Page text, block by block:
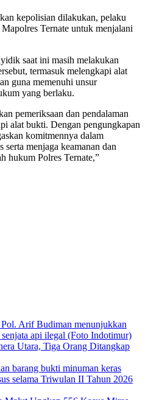
kepolisian dilakukan, pelaku
Ternate untuk menjalani
saat ini masih melakukan
termasuk melengkapi alat
guna memenuhi unsur
yang berlaku.
pemeriksaan dan pendalaman
alat bukti. Dengan pengungkapan
komitmennya dalam
menjaga keamanan dan
hukum Polres Ternate,”
Utara, Tiga Orang Ditangkap